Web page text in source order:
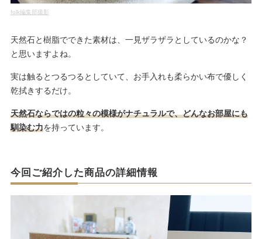
folk編集部撮影
天然石と樹脂でできた素材は、一見ザラザラとしているのかな？
と思いますよね。
実は触るとつるつるとしていて、お手入れも柔らかい布で優しく
乾拭きするだけ。
天然石ならではの粒々の模様がナチュラルで、どんなお部屋にも
馴染む力を持っています。
今回ご紹介した商品の詳細情報